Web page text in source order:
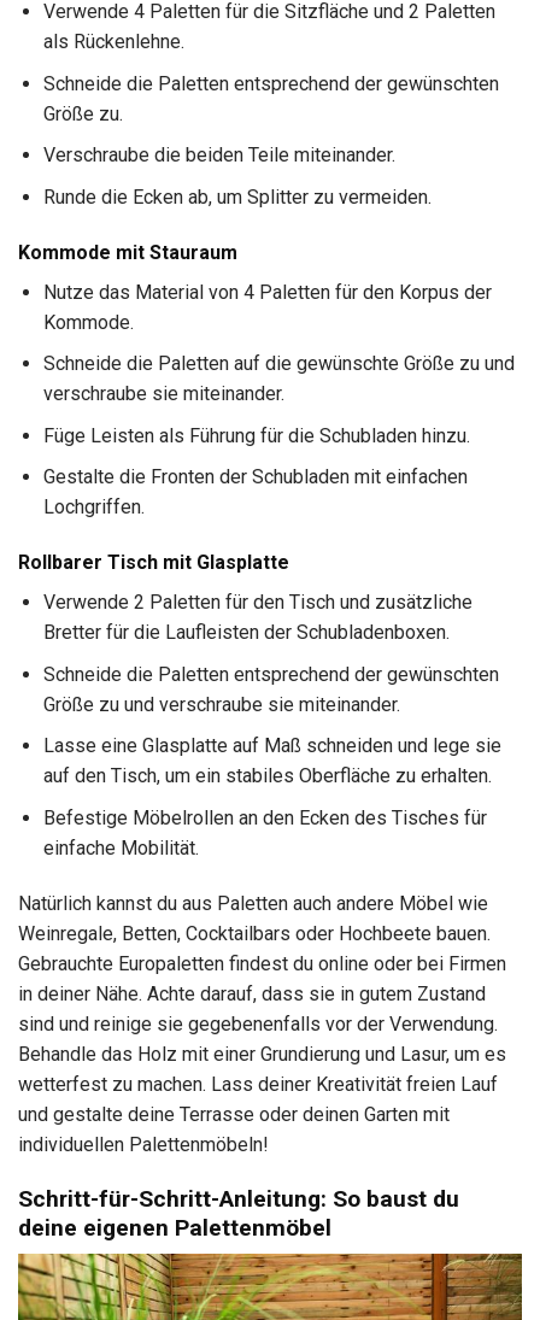
Verwende 4 Paletten für die Sitzfläche und 2 Paletten
als Rückenlehne.
Schneide die Paletten entsprechend der gewünschten
Größe zu.
Verschraube die beiden Teile miteinander.
Runde die Ecken ab, um Splitter zu vermeiden.
Kommode mit Stauraum
Nutze das Material von 4 Paletten für den Korpus der
Kommode.
Schneide die Paletten auf die gewünschte Größe zu und
verschraube sie miteinander.
Füge Leisten als Führung für die Schubladen hinzu.
Gestalte die Fronten der Schubladen mit einfachen
Lochgriffen.
Rollbarer Tisch mit Glasplatte
Verwende 2 Paletten für den Tisch und zusätzliche
Bretter für die Laufleisten der Schubladenboxen.
Schneide die Paletten entsprechend der gewünschten
Größe zu und verschraube sie miteinander.
Lasse eine Glasplatte auf Maß schneiden und lege sie
auf den Tisch, um ein stabiles Oberfläche zu erhalten.
Befestige Möbelrollen an den Ecken des Tisches für
einfache Mobilität.
Natürlich kannst du aus Paletten auch andere Möbel wie
Weinregale, Betten, Cocktailbars oder Hochbeete bauen.
Gebrauchte Europaletten findest du online oder bei Firmen
in deiner Nähe. Achte darauf, dass sie in gutem Zustand
sind und reinige sie gegebenenfalls vor der Verwendung.
Behandle das Holz mit einer Grundierung und Lasur, um es
wetterfest zu machen. Lass deiner Kreativität freien Lauf
und gestalte deine Terrasse oder deinen Garten mit
individuellen Palettenmöbeln!
Schritt-für-Schritt-Anleitung: So baust du
deine eigenen Palettenmöbel